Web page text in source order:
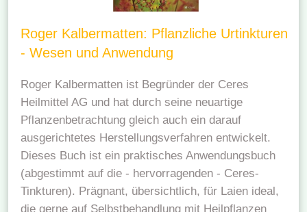
Roger Kalbermatten: Pflanzliche Urtinkturen
- Wesen und Anwendung
Roger Kalbermatten ist Begründer der Ceres
Heilmittel AG und hat durch seine neuartige
Pflanzenbetrachtung gleich auch ein darauf
ausgerichtetes Herstellungsverfahren entwickelt.
Dieses Buch ist ein praktisches Anwendungsbuch
(abgestimmt auf die - hervorragenden - Ceres-
Tinkturen). Prägnant, übersichtlich, für Laien ideal,
die gerne auf Selbstbehandlung mit Heilpflanzen